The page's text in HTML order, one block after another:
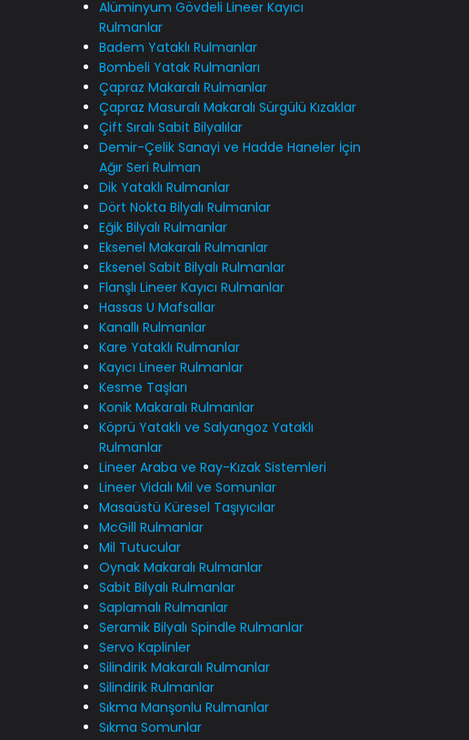
Alüminyum Gövdeli Lineer Kayıcı
Rulmanlar
Badem Yataklı Rulmanlar
Bombeli Yatak Rulmanları
Çapraz Makaralı Rulmanlar
Çapraz Masuralı Makaralı Sürgülü Kızaklar
Çift Sıralı Sabit Bilyalılar
Demir-Çelik Sanayi ve Hadde Haneler İçin
Ağır Seri Rulman
Dik Yataklı Rulmanlar
Dört Nokta Bilyalı Rulmanlar
Eğik Bilyalı Rulmanlar
Eksenel Makaralı Rulmanlar
Eksenel Sabit Bilyalı Rulmanlar
Flanşlı Lineer Kayıcı Rulmanlar
Hassas U Mafsallar
Kanallı Rulmanlar
Kare Yataklı Rulmanlar
Kayıcı Lineer Rulmanlar
Kesme Taşları
Konik Makaralı Rulmanlar
Köprü Yataklı ve Salyangoz Yataklı
Rulmanlar
Lineer Araba ve Ray-Kızak Sistemleri
Lineer Vidalı Mil ve Somunlar
Masaüstü Küresel Taşıyıcılar
McGill Rulmanlar
Mil Tutucular
Oynak Makaralı Rulmanlar
Sabit Bilyalı Rulmanlar
Saplamalı Rulmanlar
Seramik Bilyalı Spindle Rulmanlar
Servo Kaplinler
Silindirik Makaralı Rulmanlar
Silindirik Rulmanlar
Sıkma Manşonlu Rulmanlar
Sıkma Somunlar